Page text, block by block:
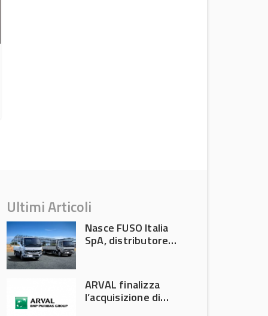
Ultimi Articoli
Nasce FUSO Italia
SpA, distributore
ARVAL finalizza
l’acquisizione di